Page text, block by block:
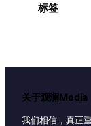
标签
关于观澜Media
我们相信，真正